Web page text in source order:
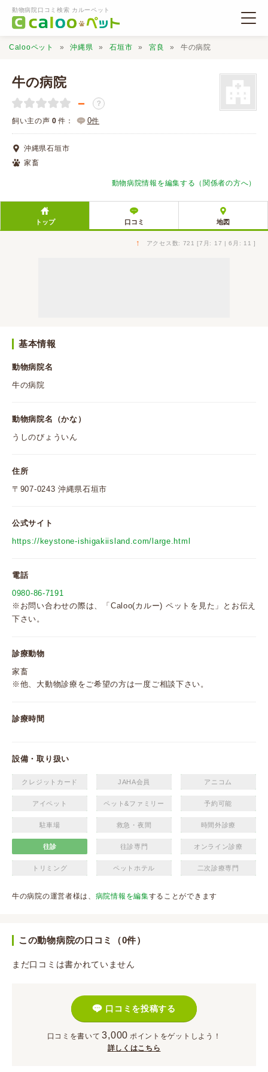
動物病院口コミ検索 カルーペット
動物病院検索
口コミ検索
口コミ投稿
Calooペット 沖縄県 石垣市 宮良 牛の病院
牛の病院
－ ？
飼い主の声 0 件： 0件
沖縄県石垣市
家畜
動物病院情報を編集する（関係者の方へ）
トップ 口コミ 地図
↑ アクセス数: 721 [7月: 17 | 6月: 11 ]
基本情報
動物病院名
牛の病院
動物病院名（かな）
うしのびょういん
住所
〒907-0243 沖縄県石垣市
公式サイト
https://keystone-ishigakiisland.com/large.html
電話
0980-86-7191
※お問い合わせの際は、「Caloo(カルー) ペットを見た」とお伝え
下さい。
診療動物
家畜
※他、大動物診療をご希望の方は一度ご相談下さい。
診療時間
設備・取り扱い
クレジットカード JAHA会員 アニコム
アイペット ペット&ファミリー 予約可能
駐車場 救急・夜間 時間外診療
往診 往診専門 オンライン診療
トリミング ペットホテル 二次診療専門
牛の病院の運営者様は、 病院情報を編集することができます
この動物病院の口コミ（0件）
まだ口コミは書かれていません
口コミを投稿する
口コミを書いて 3,000 ポイント をゲットしよう！
詳しくはこちら